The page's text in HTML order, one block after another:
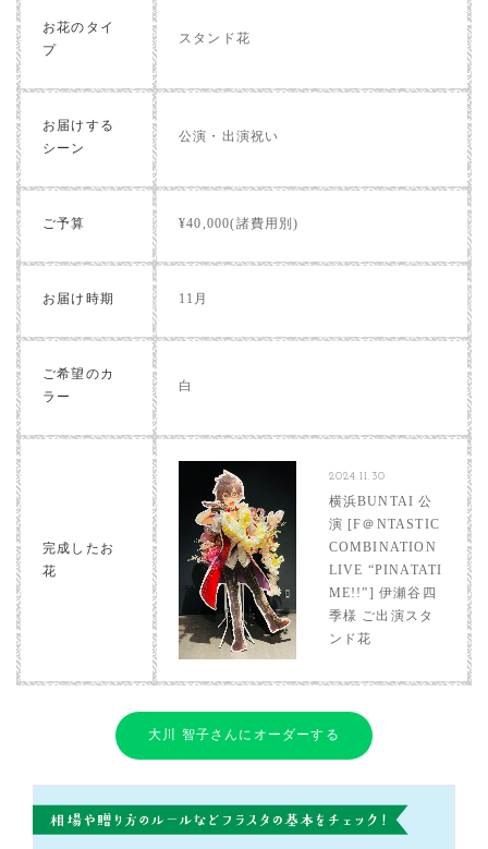
お花のタイ
プ
スタンド花
お届けする
シーン
公演・出演祝い
ご予算 ¥40,000(諸費用別)
お届け時期 11月
ご希望のカ
ラー
白
完成したお
花
2024.11.30
横浜BUNTAI 公
演 [F＠NTASTIC
COMBINATION
LIVE “PINATATI
ME!!”] 伊瀬谷四
季様 ご出演スタ
ンド花
大川 智子さんにオーダーする